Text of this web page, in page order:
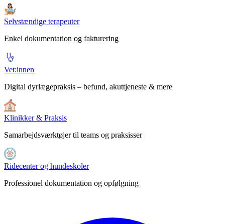
Selvstændige terapeuter
Enkel dokumentation og fakturering
Vet:innen
Digital dyrlægepraksis – befund, akuttjeneste & mere
Klinikker & Praksis
Samarbejdsværktøjer til teams og praksisser
Ridecenter og hundeskoler
Professionel dokumentation og opfølgning